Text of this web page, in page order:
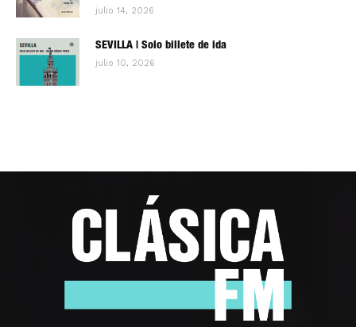
julio 14, 2026
SEVILLA | Solo billete de ida
julio 10, 2026